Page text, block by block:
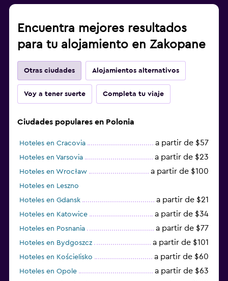
Encuentra mejores resultados
para tu alojamiento en Zakopane
Otras ciudades Alojamientos alternativos
Voy a tener suerte Completa tu viaje
Ciudades populares en Polonia
Hoteles en Cracovia a partir de $57
Hoteles en Varsovia a partir de $23
Hoteles en Wrocław a partir de $100
Hoteles en Leszno
Hoteles en Gdansk
a partir de $21
Hoteles en Katowice a partir de $34
Hoteles en Posnania a partir de $77
Hoteles en Bydgoszcz a partir de $101
Hoteles en Kościelisko a partir de $60
Hoteles en Opole a partir de $63